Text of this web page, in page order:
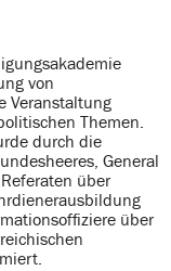
von
Veranstaltung
Themen.
durch die
General
über
über